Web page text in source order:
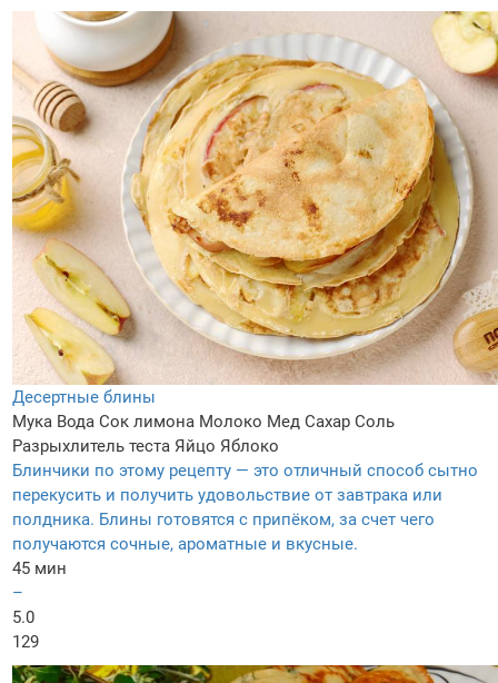
Десертные блины
Мука Вода Сок лимона Молоко Мед Сахар Соль
Разрыхлитель теста Яйцо Яблоко
Блинчики по этому рецепту — это отличный способ сытно
перекусить и получить удовольствие от завтрака или
полдника. Блины готовятся с припёком, за счет чего
получаются сочные, ароматные и вкусные.
45 мин
–
5.0
129